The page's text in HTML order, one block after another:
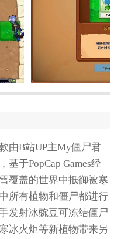
由B站UP主My僵尸君
基于PopCap Games经
覆盖的世界中抵御被寒
所有植物和僵尸都进行
发射冰豌豆可冻结僵尸
冰火炬等新植物带来另